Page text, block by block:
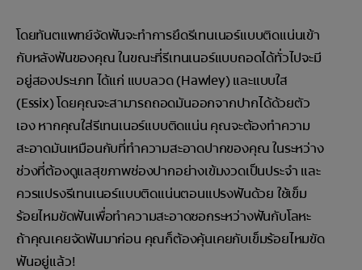
โดยทันตแพทย์จัดฟันจะทำการยึดรีเทนเนอร์แบบติดแน่นเข้า
กับหลังฟันของคุณ ในขณะที่รีเทนเนอร์แบบถอดได้ทั่วไปจะมี
อยู่สองประเภท ได้แก่ แบบลวด (Hawley) และแบบใส
(Essix) โดยคุณจะสามารถถอดมันออกจากปากได้ด้วยตัว
เอง หากคุณใส่รีเทนเนอร์แบบติดแน่น คุณจะต้องทำความ
สะอาดมันเหมือนกับที่ทำความสะอาดปากของคุณ ในระหว่าง
ช่วงที่ต้องดูแลสุขภาพช่องปากอย่างเข้มงวดเป็นประจำ และ
ควรแปรงรีเทนเนอร์แบบติดแน่นตอนแปรงฟันด้วย ใช้เข็ม
ร้อยไหมขัดฟันเพื่อทำความสะอาดซอกระหว่างฟันกับโลหะ
ถ้าคุณเคยจัดฟันมาก่อน คุณก็ต้องคุ้นเคยกับเข็มร้อยไหมขัด
ฟันอยู่แล้ว!